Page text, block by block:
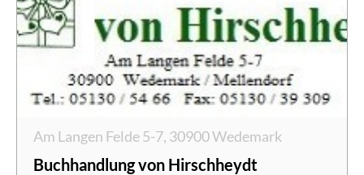
Am Langen Felde 5-7, 30900 Wedemark
Buchhandlung von Hirschheydt